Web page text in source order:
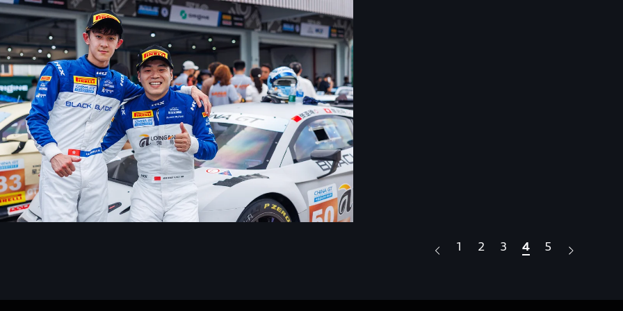
1 2 3 4 5